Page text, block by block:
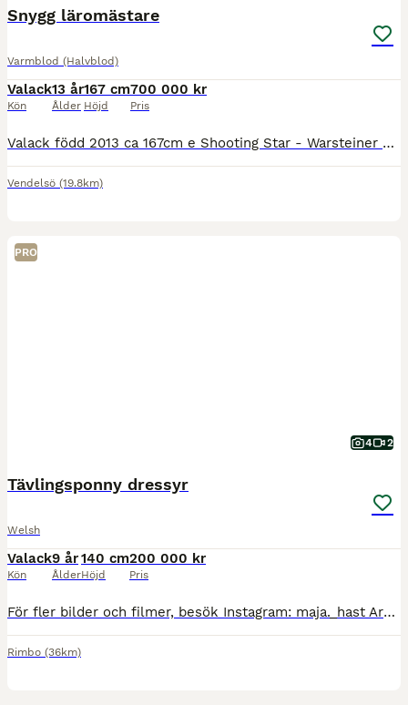
Snygg läromästare
Varmblod (Halvblod)
Valack
Kön
13 år
Ålder
167 cm
Höjd
700 000 kr
Pris
Valack född 2013 ca 167cm e Shooting Star - Warsteiner Startat upp till Intermediaire 1 på 67% - med mer att hämta! Mjuk och fin i kontakten, lagom motor utan att bli het. Snäll i all hantering! S
Vendelsö (19.8km)
PRO
4 2
Tävlingsponny dressyr
Welsh
Valack
Kön
9 år
Ålder
140 cm
Höjd
200 000 kr
Pris
För fler bilder och filmer, besök Instagram: maja._hast Archie är en härlig ponny som passar dig som vill fortsätta utvecklas på tävlingsbanan eller som söker en fantastisk bästa vän. Han lyssnar ti
Rimbo (36km)